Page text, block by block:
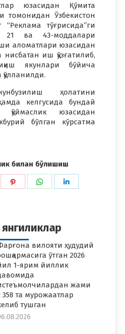
юзасидан Қўмита
томонидан Ўзбекистон
“Реклама тўғрисида”ги
21 ва 43-моддалари
аломатлари юзасидан
нисбатан иш қўзғатилиб,
якунлари бўйича
ҳолатини
келгусида бундай
қўймаслик юзасидан
бўлган кўрсатма
билан бўлишиш
Share
Share
вилояти ҳудудий
ўтган 2026
1-ярим йиллик
жами
358 та мурожаатлар
тушган